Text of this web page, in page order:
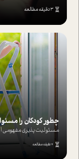
3 دقیقه مطالعه
چطور کودکان را
مسئولیت پذیری مفهومی
4 دقیقه مطالعه